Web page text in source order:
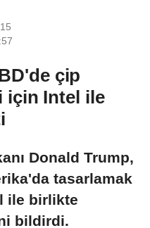
çip
için Intel ile
Donald Trump,
tasarlamak
ile birlikte
bildirdi.